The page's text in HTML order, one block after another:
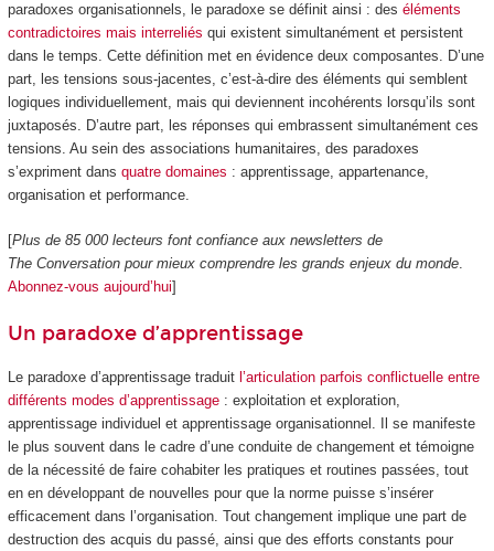
paradoxes organisationnels, le paradoxe se définit ainsi : des éléments
contradictoires mais interreliés qui existent simultanément et persistent
dans le temps. Cette définition met en évidence deux composantes. D’une
part, les tensions sous-jacentes, c’est-à-dire des éléments qui semblent
logiques individuellement, mais qui deviennent incohérents lorsqu’ils sont
juxtaposés. D’autre part, les réponses qui embrassent simultanément ces
tensions. Au sein des associations humanitaires, des paradoxes
s’expriment dans quatre domaines : apprentissage, appartenance,
organisation et performance.
[Plus de 85 000 lecteurs font confiance aux newsletters de
The Conversation pour mieux comprendre les grands enjeux du monde.
Abonnez-vous aujourd’hui]
Un paradoxe d’apprentissage
Le paradoxe d’apprentissage traduit l’articulation parfois conflictuelle entre
différents modes d’apprentissage: exploitation et exploration,
apprentissage individuel et apprentissage organisationnel. Il se manifeste
le plus souvent dans le cadre d’une conduite de changement et témoigne
de la nécessité de faire cohabiter les pratiques et routines passées, tout
en en développant de nouvelles pour que la norme puisse s’insérer
efficacement dans l’organisation. Tout changement implique une part de
destruction des acquis du passé, ainsi que des efforts constants pour